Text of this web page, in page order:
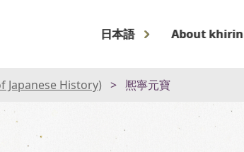
日本語 About khirin
Japanese History) 熈寧元寶